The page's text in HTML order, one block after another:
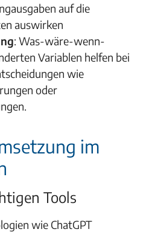
auf die
auswirken
: Was-wäre-wenn-
Variablen helfen bei
wie
oder
im
Tools
wie ChatGPT